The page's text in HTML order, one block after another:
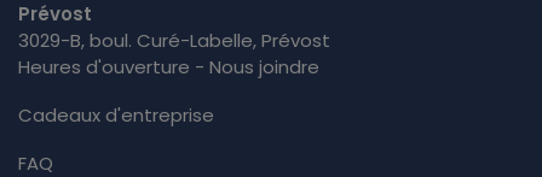
Prévost
3029-B, boul. Curé-Labelle, Prévost
Heures d'ouverture - Nous joindre
Cadeaux d'entreprise
FAQ